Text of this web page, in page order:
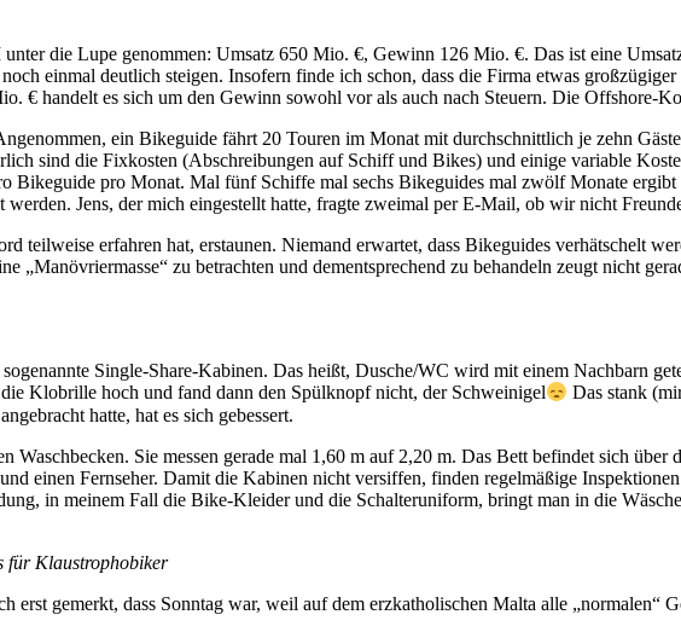
die Lupe genommen: Umsatz 650 Mio. €, Gewinn 126 Mio. €. Das ist eine
einmal deutlich steigen. Insofern finde ich schon, dass die Firma etwas
€ handelt es sich um den Gewinn sowohl vor als auch nach Steuern. Die Offshore-
ein Bikeguide fährt 20 Touren im Monat mit durchschnittlich je zehn
sind die Fixkosten (Abschreibungen auf Schiff und Bikes) und einige variable
Bikeguide pro Monat. Mal fünf Schiffe mal sechs Bikeguides mal zwölf Monate
Jens, der mich eingestellt hatte, fragte zweimal per E-Mail, ob wir nicht
teilweise erfahren hat, erstaunen. Niemand erwartet, dass Bikeguides verhätschelt
„Manövriermasse“ zu betrachten und dementsprechend zu behandeln zeugt nicht
Single-Share-Kabinen. Das heißt, Dusche/WC wird mit einem Nachbarn
Klobrille hoch und fand dann den Spülknopf nicht, der Schweinigel
Das stank
hatte, hat es sich gebessert.
Sie messen gerade mal 1,60 m auf 2,20 m. Das Bett befindet sich
einen Fernseher. Damit die Kabinen nicht versiffen, finden regelmäßige
in meinem Fall die Bike-Kleider und die Schalteruniform, bringt man in die
für Klaustrophobiker
erst gemerkt, dass Sonntag war, weil auf dem erzkatholischen Malta alle „normalen“